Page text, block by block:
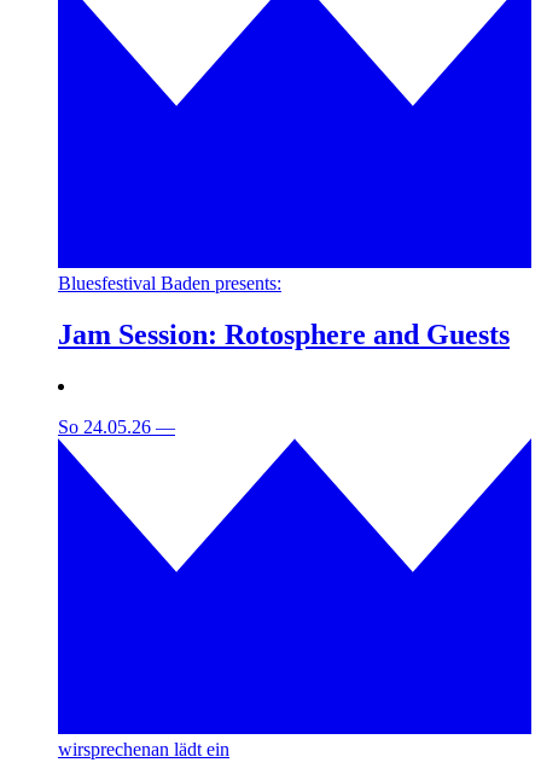
Bluesfestival Baden presents:
Jam Session: Rotosphere and Guests
So 24.05.26 —
wirsprechenan lädt ein